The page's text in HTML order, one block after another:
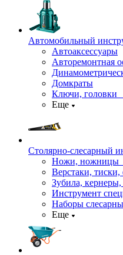
Автомобильный
Автоаксессуары
Авторемонтная
Домкраты
Ключи, головки
Еще
Столярно-слесарный
Ножи, ножницы
Верстаки,
Зубила,
Инструмент
Наборы
Еще